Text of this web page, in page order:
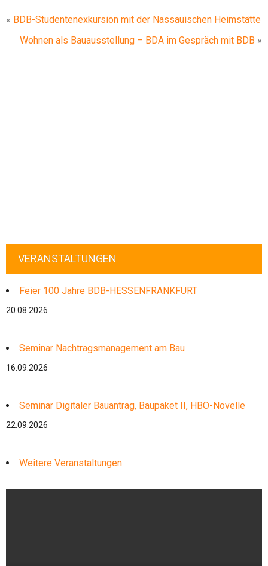
« BDB-Studentenexkursion mit der Nassauischen Heimstätte
Wohnen als Bauausstellung – BDA im Gespräch mit BDB »
VERANSTALTUNGEN
Feier 100 Jahre BDB-HESSENFRANKFURT
20.08.2026
Seminar Nachtragsmanagement am Bau
16.09.2026
Seminar Digitaler Bauantrag, Baupaket II, HBO-Novelle
22.09.2026
Weitere Veranstaltungen